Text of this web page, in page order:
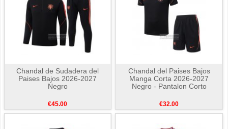
Chandal de Sudadera del
Paises Bajos 2026-2027
Negro
€45.00
Chandal del Paises Bajos
Manga Corta 2026-2027
Negro - Pantalon Corto
€32.00